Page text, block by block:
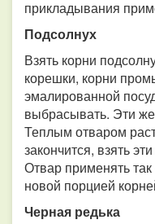
прикладывания
Подсолнух
Взять корни
корешки, корни
эмалированной
выбрасывать. Эти
Теплым отваром
закончится, взять
Отвар применять
новой порцией
Черная редька